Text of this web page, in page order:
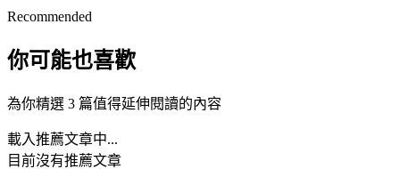
Recommended
你可能也喜歡
為你精選 3 篇值得延伸閱讀的內容
載入推薦文章中...
目前沒有推薦文章